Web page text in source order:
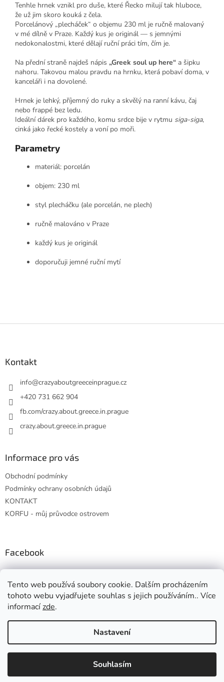
Tento web používá soubory cookie. Dalším procházením
tohoto webu vyjadřujete souhlas s jejich používáním.. Více
informacízde.
Nastavení
Souhlasím
Tenhle hrnek vznikl pro duše, které Řecko milují tak hluboce,
že už jim skoro kouká z čela.
Porcelánový „plecháček“ o objemu 230 ml je ručně malovaný
v mé dílně v Praze. Každý kus je originál — s jemnými
nedokonalostmi, které dělají ruční práci tím, čím je.
Na přední straně najdeš nápis „Greek soul up here“ a šipku
nahoru. Takovou malou pravdu na hrnku, která pobaví doma, v
kanceláři i na dovolené.
Hrnek je lehký, příjemný do ruky a skvělý na ranní kávu, čaj
nebo frappé bez ledu.
Ideální dárek pro každého, komu srdce bije v rytmu siga-siga,
cinká jako řecké kostely a voní po moři.
Parametry
materiál: porcelán
objem: 230 ml
styl plecháčku (ale porcelán, ne plech)
ručně malováno v Praze
každý kus je originál
doporučuji jemné ruční mytí
Kontakt
info@crazyaboutgreeceinprague.cz
+420 731 662 904
fb.com/crazy.about.greece.in.prague
crazy.about.greece.in.prague
Informace pro vás
Obchodní podmínky
Podmínky ochrany osobních údajů
KONTAKT
KORFU - můj průvodce ostrovem
Facebook
vyhrazena.